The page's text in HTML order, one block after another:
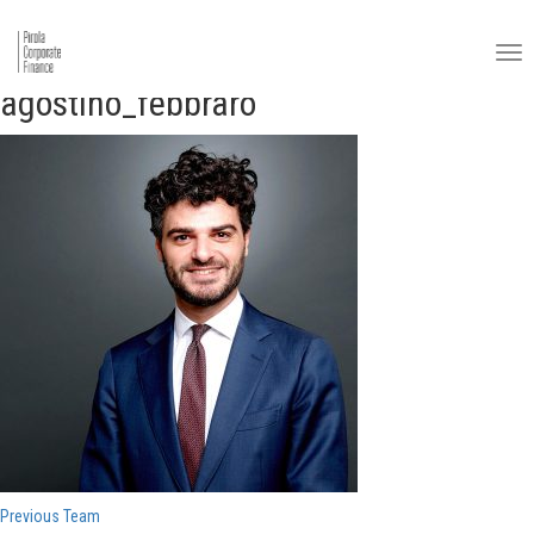
agostino_febbraro
Navigazione
Previous Previous
Team